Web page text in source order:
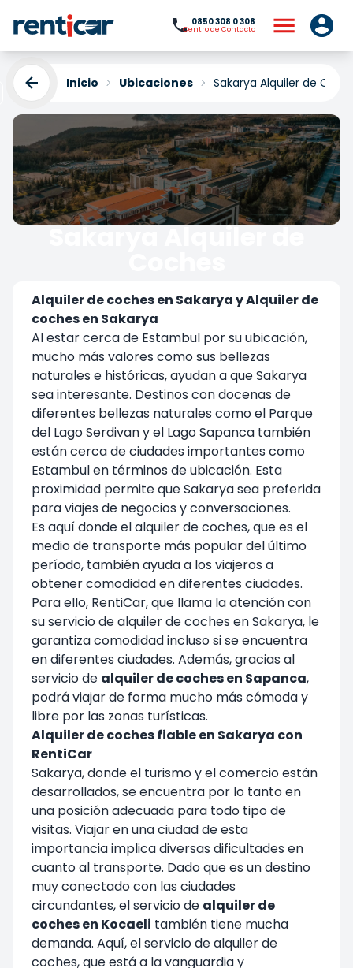
0850 308 0 308
Centro de Contacto
Inicio Ubicaciones Sakarya Alquiler de
Sakarya Alquiler de
Alquiler de coches en Sakarya y Alquiler de
coches en Sakarya
Al estar cerca de Estambul por su ubicación,
mucho más valores como sus bellezas
naturales e históricas, ayudan a que Sakarya
sea interesante. Destinos con docenas de
diferentes bellezas naturales como el Parque
del Lago Serdivan y el Lago Sapanca también
están cerca de ciudades importantes como
Estambul en términos de ubicación. Esta
proximidad permite que Sakarya sea preferida
para viajes de negocios y conversaciones.
Es aquí donde el alquiler de coches, que es el
medio de transporte más popular del último
período, también ayuda a los viajeros a
obtener comodidad en diferentes ciudades.
Para ello, RentiCar, que llama la atención con
su servicio de alquiler de coches en Sakarya, le
garantiza comodidad incluso si se encuentra
en diferentes ciudades. Además, gracias al
servicio de alquiler de coches en Sapanca,
podrá viajar de forma mucho más cómoda y
libre por las zonas turísticas.
Alquiler de coches fiable en Sakarya con
RentiCar
Sakarya, donde el turismo y el comercio están
desarrollados, se encuentra por lo tanto en
una posición adecuada para todo tipo de
visitas. Viajar en una ciudad de esta
importancia implica diversas dificultades en
cuanto al transporte. Dado que es un destino
muy conectado con las ciudades
circundantes, el servicio de alquiler de
coches en Kocaeli también tiene mucha
demanda. Aquí, el servicio de alquiler de
coches, que está a la vanguardia y